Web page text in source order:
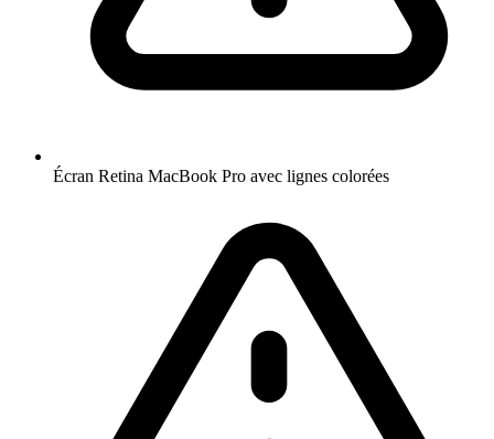
Écran Retina MacBook Pro avec lignes colorées